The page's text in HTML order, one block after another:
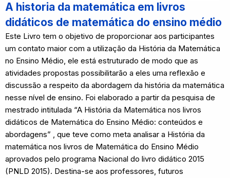
A historia da matemática em livros
didáticos de matemática do ensino médio
Este Livro tem o objetivo de proporcionar aos participantes
um contato maior com a utilização da História da Matemática
no Ensino Médio, ele está estruturado de modo que as
atividades propostas possibilitarão a eles uma reflexão e
discussão a respeito da abordagem da história da matemática
nesse nível de ensino. Foi elaborado a partir da pesquisa de
mestrado intitulada “A História da Matemática nos livros
didáticos de Matemática do Ensino Médio: conteúdos e
abordagens” , que teve como meta analisar a História da
matemática nos livros de Matemática do Ensino Médio
aprovados pelo programa Nacional do livro didático 2015
(PNLD 2015). Destina-se aos professores, futuros